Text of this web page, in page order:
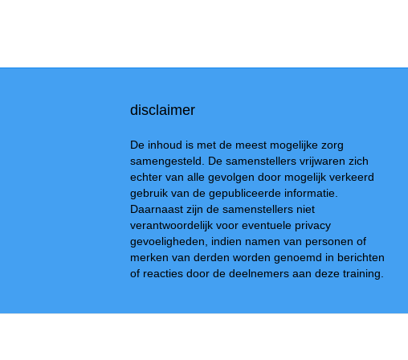
disclaimer
De inhoud is met de meest mogelijke zorg
samengesteld. De samenstellers vrijwaren zich
echter van alle gevolgen door mogelijk verkeerd
gebruik van de gepubliceerde informatie.
Daarnaast zijn de samenstellers niet
verantwoordelijk voor eventuele privacy
gevoeligheden, indien namen van personen of
merken van derden worden genoemd in berichten
of reacties door de deelnemers aan deze training.